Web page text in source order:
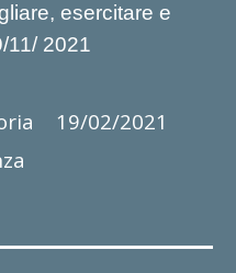
esercitare e
11/ 2021
19/02/2021